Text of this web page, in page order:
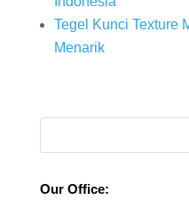
Tegel Kunci Texture
Menarik
Our Office: